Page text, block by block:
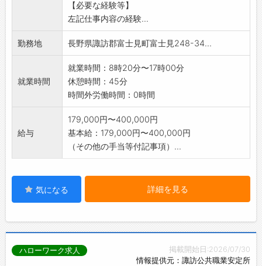
※仕事内容の詳細については、面接時説明しま
す。
※CADの使用経験がある方、歓迎します。
変更範囲:会社の定める業務
【必要な経験等】
左記仕事内容の経験...
勤務地 長野県諏訪郡富士見町富士見248-34...
就業時間
就業時間：8時20分〜17時00分
休憩時間：45分
時間外労働時間：0時間
給与
179,000円〜400,000円
基本給：179,000円〜400,000円
（その他の手当等付記事項）...
気になる 詳細を見る
掲載開始日:2026/07/30
情報提供元：諏訪公共職業安定所
ハローワーク求人